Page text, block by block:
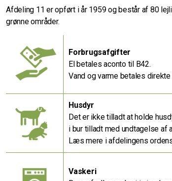
Afdeling 11 er opført i år 1959 og består af 80
grønne områder.
Forbrugsafgifter
El betales aconto til B42.
Vand og varme betales
Husdyr
Det er ikke tilladt at holde
i bur tilladt med undtagelse af
Læs mere i afdelingens
Vaskeri